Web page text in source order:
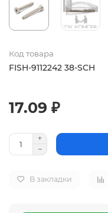
Код товара
FISH-9112242 38-SCH
17.09 ₽
В закладки